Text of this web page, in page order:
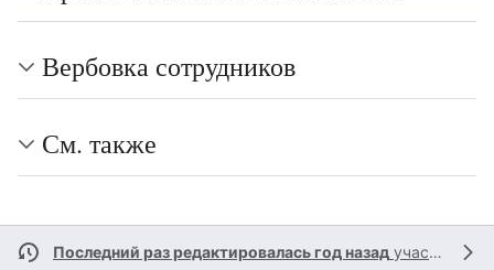
Вербовка сотрудников
См. также
Последний раз редактировалась год назад участником